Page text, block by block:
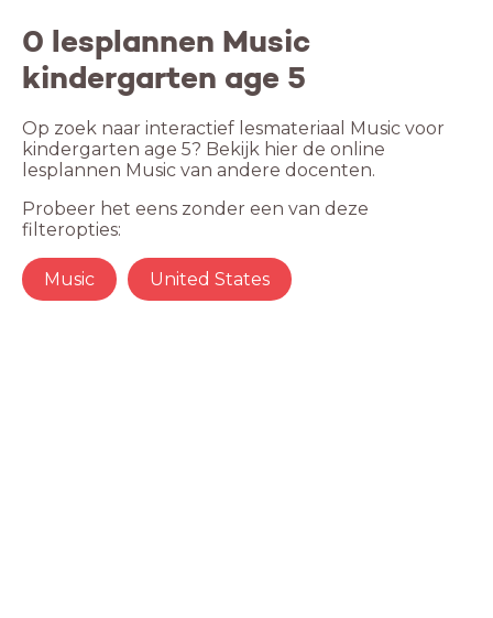
0 lesplannen Music
kindergarten age 5
Op zoek naar interactief lesmateriaal Music voor
kindergarten age 5? Bekijk hier de online
lesplannen Music van andere docenten.
Probeer het eens zonder een van deze
filteropties:
Music United States